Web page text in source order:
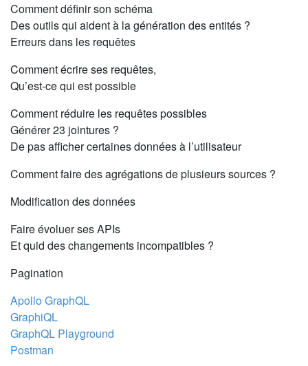
Comment définir son schéma
Des outils qui aident à la génération des entités ?
Erreurs dans les requêtes
Comment écrire ses requêtes,
Qu’est-ce qui est possible
Comment réduire les requêtes possibles
Générer 23 jointures ?
De pas afficher certaines données à l’utilisateur
Comment faire des agrégations de plusieurs sources ?
Modification des données
Faire évoluer ses APIs
Et quid des changements incompatibles ?
Pagination
Apollo GraphQL
GraphiQL
GraphQL Playground
Postman